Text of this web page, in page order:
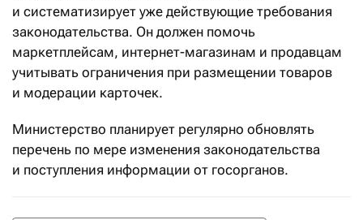
и систематизирует уже действующие требования
законодательства. Он должен помочь
маркетплейсам, интернет-магазинам и продавцам
учитывать ограничения при размещении товаров
и модерации карточек.
Министерство планирует регулярно обновлять
перечень по мере изменения законодательства
и поступления информации от госорганов.